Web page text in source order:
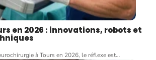
en 2026 : innovations, robots et
à Tours en 2026, le réflexe est…